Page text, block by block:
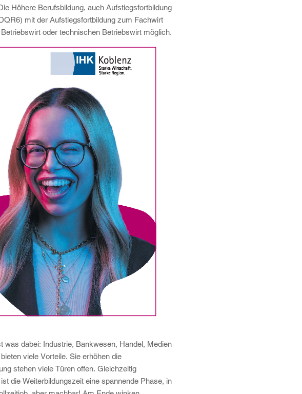
Höhere Berufsbildung, auch Aufstiegsfortbildung
mit der Aufstiegsfortbildung zum Fachwirt
oder technischen Betriebswirt möglich.
was dabei: Industrie, Bankwesen, Handel, Medien
viele Vorteile. Sie erhöhen die
stehen viele Türen offen. Gleichzeitig
die Weiterbildungszeit eine spannende Phase, in